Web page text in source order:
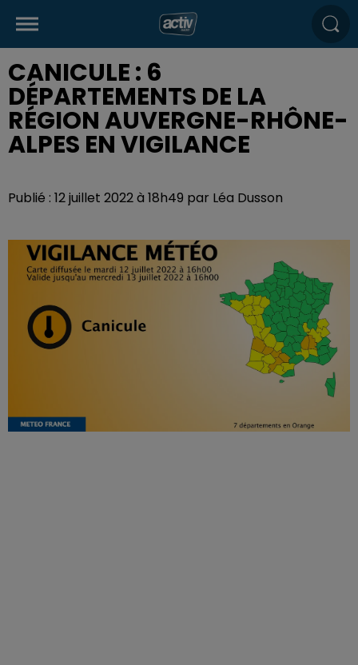
CANICULE : 6
DÉPARTEMENTS DE LA
RÉGION AUVERGNE-RHÔNE-
ALPES EN VIGILANCE
Publié : 12 juillet 2022 à 18h49 par Léa Dusson